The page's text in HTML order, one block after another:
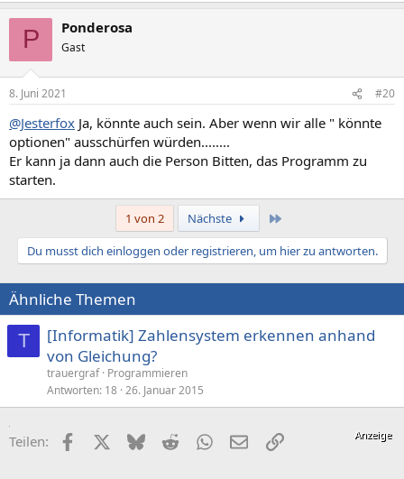
P Ponderosa
Gast
8. Juni 2021 #20
@Jesterfox Ja, könnte auch sein. Aber wenn wir alle " könnte
optionen" ausschürfen würden........
Er kann ja dann auch die Person Bitten, das Programm zu
starten.
1 von 2 Nächste
Du musst dich einloggen oder registrieren, um hier zu antworten.
Ähnliche Themen
T
[Informatik] Zahlensystem erkennen anhand
von Gleichung?
trauergraf Programmieren
Antworten 18 26. Januar 2015
Teilen: FacebookX (Twitter)
BlueskyRedditWhatsApp
E-MailLink